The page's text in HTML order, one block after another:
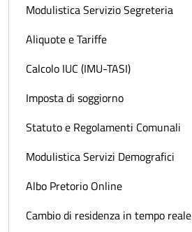
Modulistica Servizio Segreteria
Aliquote e Tariffe
Calcolo IUC (IMU-TASI)
Imposta di soggiorno
Statuto e Regolamenti Comunali
Modulistica Servizi Demografici
Albo Pretorio Online
Cambio di residenza in tempo reale